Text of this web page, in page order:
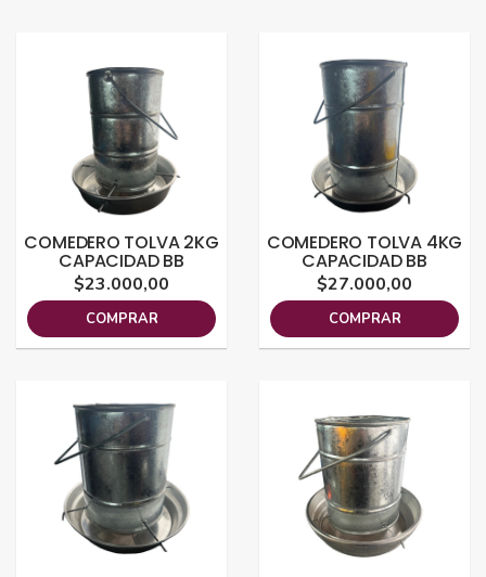
COMEDERO TOLVA 2KG
CAPACIDAD BB
$23.000,00
COMPRAR
COMEDERO TOLVA 4KG
CAPACIDAD BB
$27.000,00
COMPRAR